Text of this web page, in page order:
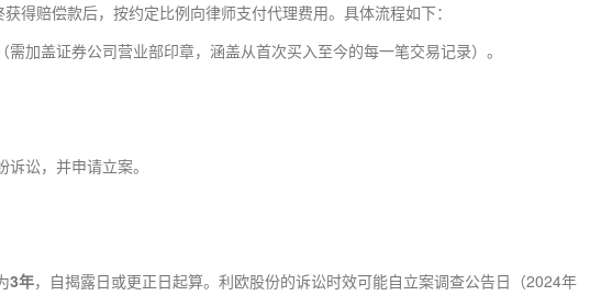
得赔偿款后，按约定比例向律师支付代理费用。具体流程如下：
（需加盖证券公司营业部印章，涵盖从首次买入至今的每一笔交易记录）。
讼，并申请立案。
3年，自揭露日或更正日起算。利欧股份的诉讼时效可能自立案调查公告日（2024年